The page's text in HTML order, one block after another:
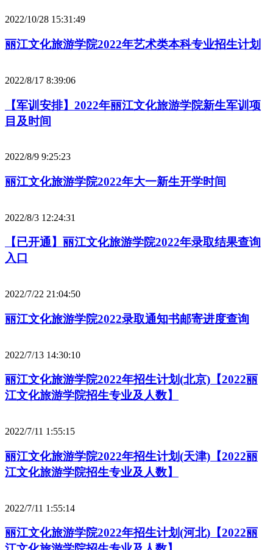
2022/10/28 15:31:49
丽江文化旅游学院2022年艺术类本科专业招生计划
2022/8/17 8:39:06
【军训安排】2022年丽江文化旅游学院新生军训项
目及时间
2022/8/9 9:25:23
丽江文化旅游学院2022年大一新生开学时间
2022/8/3 12:24:31
【已开通】丽江文化旅游学院2022年录取结果查询
入口
2022/7/22 21:04:50
丽江文化旅游学院2022录取通知书邮寄进度查询
2022/7/13 14:30:10
丽江文化旅游学院2022年招生计划(北京)【2022丽
江文化旅游学院招生专业及人数】
2022/7/11 1:55:15
丽江文化旅游学院2022年招生计划(天津)【2022丽
江文化旅游学院招生专业及人数】
2022/7/11 1:55:14
丽江文化旅游学院2022年招生计划(河北)【2022丽